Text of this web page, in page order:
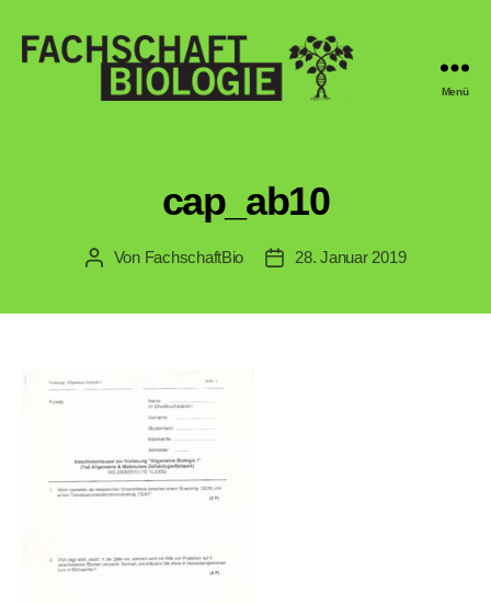
Menü
cap_ab10
Beitragsautor
Von FachschaftBio Veröffentlichungsdatum
28. Januar 2019